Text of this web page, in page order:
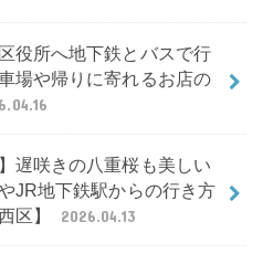
役所へ地下鉄とバスで行
場や帰りに寄れるお店の
遅咲きの八重桜も美しい
JR地下鉄駅からの行き方
区】
2026.04.13